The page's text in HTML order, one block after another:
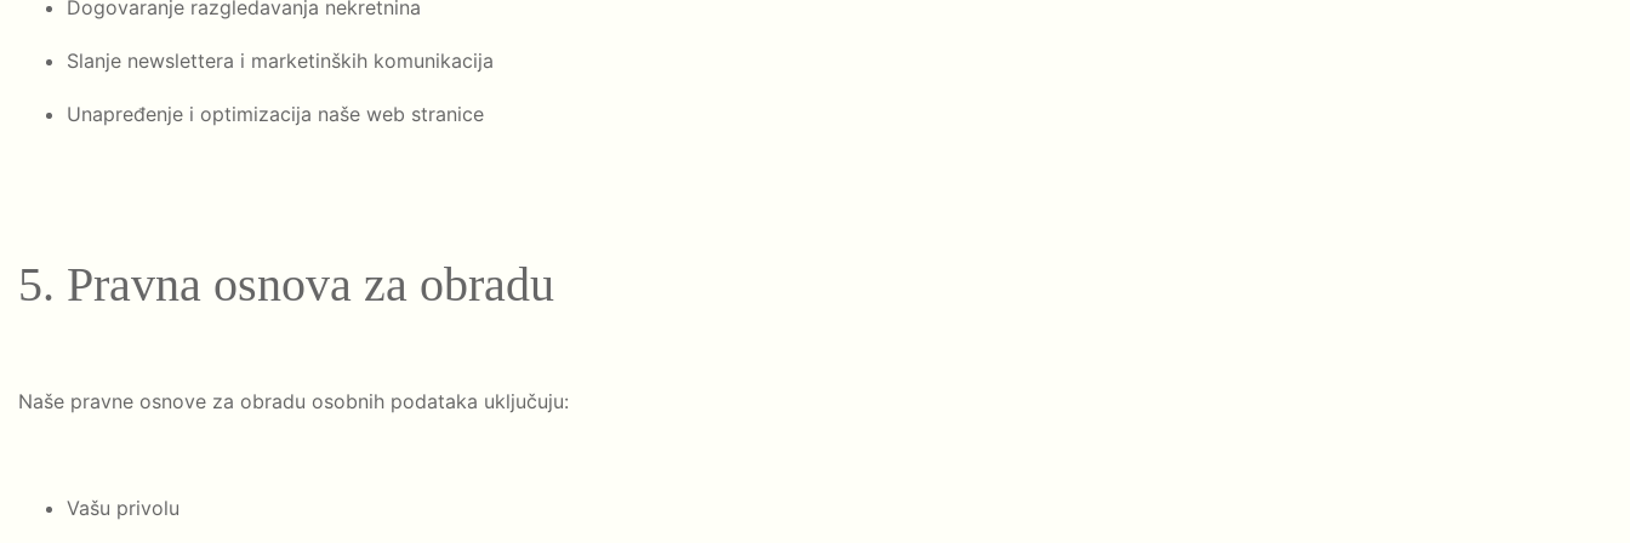
Dogovaranje razgledavanja nekretnina
Slanje newslettera i marketinških komunikacija
Unapređenje i optimizacija naše web stranice
5. Pravna osnova za obradu
Naše pravne osnove za obradu osobnih podataka uključuju:
Vašu privolu